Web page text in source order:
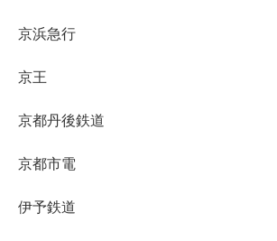
京浜急行
京王
京都丹後鉄道
京都市電
伊予鉄道